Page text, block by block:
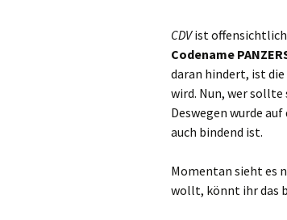
CDVist offensichtlich
Codename
daran hindert, ist die
wird. Nun, wer sollte
Deswegen wurde
auch bindend ist.
Momentan sieht es
wollt, könnt ihr das